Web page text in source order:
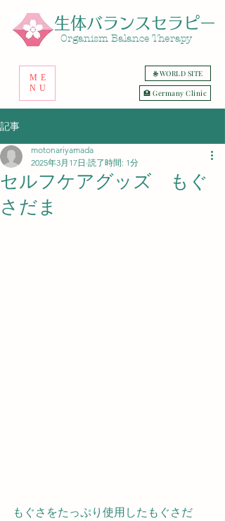
生体バランスセラピー
​Organism Balance Therapy
ME
NU
🌐 WORLD SITE
🏥 Germany Clinic
記事
セルフケアグッズ もぐ
さだま
motonariyamada
2025年3月17日 読了時間: 1分
もぐさをたっぷり使用したもぐさだ